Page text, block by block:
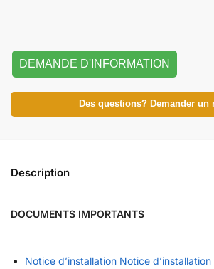
DEMANDE D'INFORMATION
Des questions? Demander un
Description
DOCUMENTS IMPORTANTS
Notice d’installation Notice d’installation